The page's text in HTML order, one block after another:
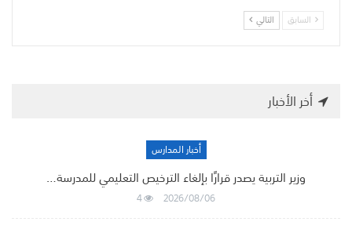
السابق التالي
أخر الأخبار
أخبار المدارس
وزير التربية يصدر قرارًا بإلغاء الترخيص التعليمي للمدرسة…
2026/08/06
4